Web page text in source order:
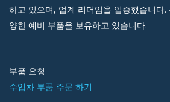
하고 있으며, 업계 리더임을 입증했습니다
양한 예비 부품을 보유하고 있습니다.
부품 요청
수입차 부품 주문 하기